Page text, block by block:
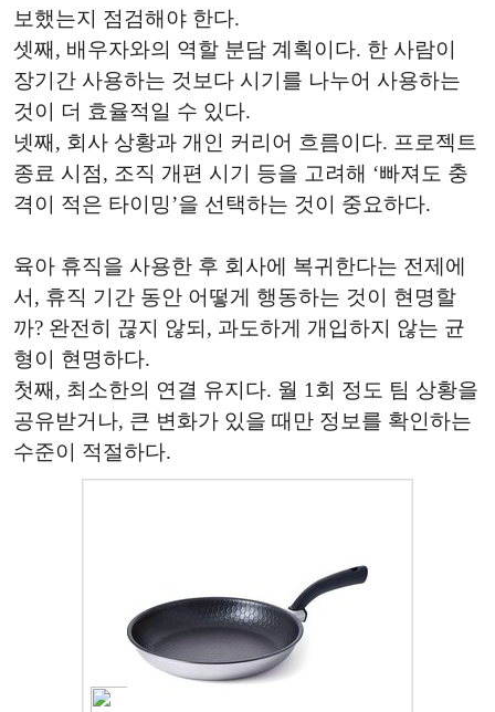
보했는지 점검해야 한다.
셋째, 배우자와의 역할 분담 계획이다. 한 사람이
장기간 사용하는 것보다 시기를 나누어 사용하는
것이 더 효율적일 수 있다.
넷째, 회사 상황과 개인 커리어 흐름이다. 프로젝트
종료 시점, 조직 개편 시기 등을 고려해 ‘빠져도 충
격이 적은 타이밍’을 선택하는 것이 중요하다.
육아 휴직을 사용한 후 회사에 복귀한다는 전제에
서, 휴직 기간 동안 어떻게 행동하는 것이 현명할
까? 완전히 끊지 않되, 과도하게 개입하지 않는 균
형이 현명하다.
첫째, 최소한의 연결 유지다. 월 1회 정도 팀 상황을
공유받거나, 큰 변화가 있을 때만 정보를 확인하는
수준이 적절하다.